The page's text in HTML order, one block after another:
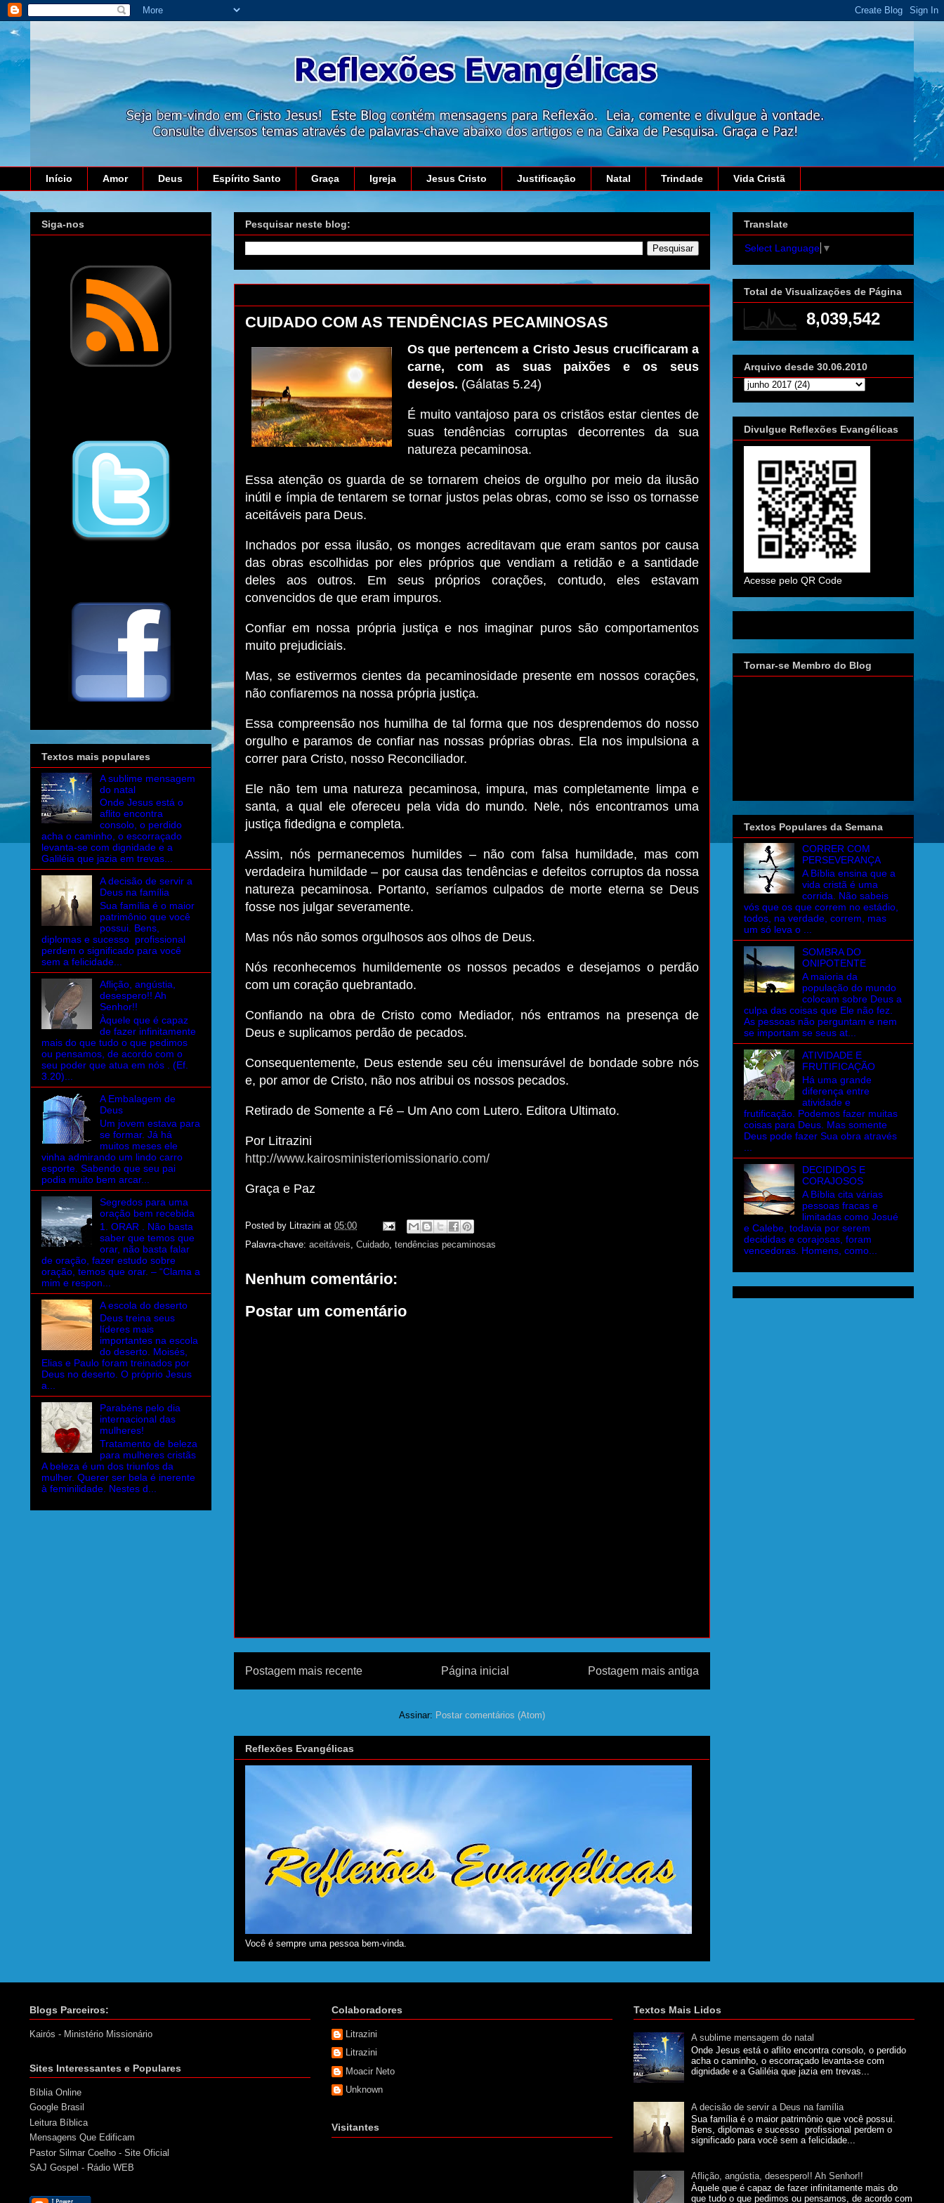
Início Amor Deus Espírito Santo Graça Igreja Jesus Cristo Justificação Natal Trindade Vida Cristã
Pesquisar neste blog:
CUIDADO COM AS TENDÊNCIAS PECAMINOSAS
Os que pertencem a Cristo Jesus crucificaram a
carne, com as suas paixões e os seus
desejos. (Gálatas 5.24)
É muito vantajoso para os cristãos estar cientes de
suas tendências corruptas decorrentes da sua
natureza pecaminosa.
Essa atenção os guarda de se tornarem cheios de orgulho por meio da ilusão
inútil e ímpia de tentarem se tornar justos pelas obras, como se isso os tornasse
aceitáveis para Deus.
Inchados por essa ilusão, os monges acreditavam que eram santos por causa
das obras escolhidas por eles próprios que vendiam a retidão e a santidade
deles aos outros. Em seus próprios corações, contudo, eles estavam
convencidos de que eram impuros.
Confiar em nossa própria justiça e nos imaginar puros são comportamentos
muito prejudiciais.
Mas, se estivermos cientes da pecaminosidade presente em nossos corações,
não confiaremos na nossa própria justiça.
Essa compreensão nos humilha de tal forma que nos desprendemos do nosso
orgulho e paramos de confiar nas nossas próprias obras. Ela nos impulsiona a
correr para Cristo, nosso Reconciliador.
Ele não tem uma natureza pecaminosa, impura, mas completamente limpa e
santa, a qual ele ofereceu pela vida do mundo. Nele, nós encontramos uma
justiça fidedigna e completa.
Assim, nós permanecemos humildes – não com falsa humildade, mas com
verdadeira humildade – por causa das tendências e defeitos corruptos da nossa
natureza pecaminosa. Portanto, seríamos culpados de morte eterna se Deus
fosse nos julgar severamente.
Mas nós não somos orgulhosos aos olhos de Deus.
Nós reconhecemos humildemente os nossos pecados e desejamos o perdão
com um coração quebrantado.
Confiando na obra de Cristo como Mediador, nós entramos na presença de
Deus e suplicamos perdão de pecados.
Consequentemente, Deus estende seu céu imensurável de bondade sobre nós
e, por amor de Cristo, não nos atribui os nossos pecados.
Retirado de Somente a Fé – Um Ano com Lutero. Editora Ultimato.
Por Litrazini
http://www.kairosministeriomissionario.com/
Graça e Paz
Posted by Litrazini at 05:00
Palavra-chave: aceitáveis, Cuidado, tendências pecaminosas
Nenhum comentário:
Postar um comentário
Postagem mais recente Postagem mais antiga
Página inicial
Assinar: Postar comentários (Atom)
Reflexões Evangélicas
Você é sempre uma pessoa bem-vinda.
Siga-nos
Textos mais populares
A sublime mensagem
do natal
Onde Jesus está o
aflito encontra
consolo, o perdido
acha o caminho, o escorraçado
levanta-se com dignidade e a
Galiléia que jazia em trevas...
A decisão de servir a
Deus na família
Sua família é o maior
patrimônio que você
possui. Bens,
diplomas e sucesso profissional
perdem o significado para você
sem a felicidade...
Aflição, angústia,
desespero!! Ah
Senhor!!
Àquele que é capaz
de fazer infinitamente
mais do que tudo o que pedimos
ou pensamos, de acordo com o
seu poder que atua em nós . (Ef.
3.20)...
A Embalagem de
Deus
Um jovem estava para
se formar. Já há
muitos meses ele
vinha admirando um lindo carro
esporte. Sabendo que seu pai
podia muito bem arcar...
Segredos para uma
oração bem recebida
1. ORAR . Não basta
saber que temos que
orar, não basta falar
de oração, fazer estudo sobre
oração, temos que orar. – “Clama a
mim e respon...
A escola do deserto
Deus treina seus
líderes mais
importantes na escola
do deserto. Moisés,
Elias e Paulo foram treinados por
Deus no deserto. O próprio Jesus
a...
Parabéns pelo dia
internacional das
mulheres!
Tratamento de beleza
para mulheres cristãs
A beleza é um dos triunfos da
mulher. Querer ser bela é inerente
à feminilidade. Nestes d...
Translate
Select Language ▼
Total de Visualizações de Página
8,039,542
Arquivo desde 30.06.2010
Divulgue Reflexões Evangélicas
Acesse pelo QR Code
Tornar-se Membro do Blog
Textos Populares da Semana
CORRER COM
PERSEVERANÇA
A Bíblia ensina que a
vida cristã é uma
corrida. Não sabeis
vós que os que correm no estádio,
todos, na verdade, correm, mas
um só leva o ...
SOMBRA DO
ONIPOTENTE
A maioria da
população do mundo
colocam sobre Deus a
culpa das coisas que Ele não fez.
As pessoas não perguntam e nem
se importam se seus at...
ATIVIDADE E
FRUTIFICAÇÃO
Há uma grande
diferença entre
atividade e
frutificação. Podemos fazer muitas
coisas para Deus. Mas somente
Deus pode fazer Sua obra através
DECIDIDOS E
CORAJOSOS
A Bíblia cita várias
pessoas fracas e
limitadas como Josué
e Calebe, todavia por serem
decididas e corajosas, foram
vencedoras. Homens, como...
Blogs Parceiros:
Kairós - Ministério Missionário
Sites Interessantes e Populares
Bíblia Online
Google Brasil
Leitura Bíblica
Mensagens Que Edificam
Pastor Silmar Coelho - Site Oficial
SAJ Gospel - Rádio WEB
Colaboradores
Litrazini
Litrazini
Moacir Neto
Unknown
Visitantes
Textos Mais Lidos
A sublime mensagem do natal
Onde Jesus está o aflito encontra consolo, o perdido
acha o caminho, o escorraçado levanta-se com
dignidade e a Galiléia que jazia em trevas...
A decisão de servir a Deus na família
Sua família é o maior patrimônio que você possui.
Bens, diplomas e sucesso profissional perdem o
significado para você sem a felicidade...
Aflição, angústia, desespero!! Ah Senhor!!
Àquele que é capaz de fazer infinitamente mais do
que tudo o que pedimos ou pensamos, de acordo com